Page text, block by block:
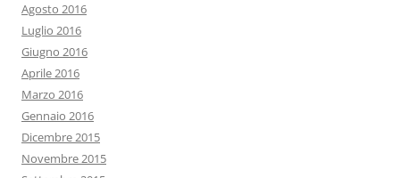
Agosto 2016
Luglio 2016
Giugno 2016
Aprile 2016
Marzo 2016
Gennaio 2016
Dicembre 2015
Novembre 2015